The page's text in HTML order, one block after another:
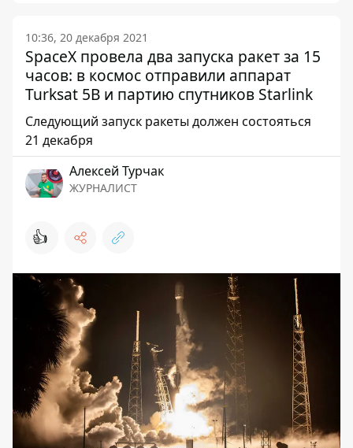
10:36, 20 декабря 2021
SpaceX провела два запуска ракет за 15
часов: в космос отправили аппарат
Turksat 5B и партию спутников Starlink
Следующий запуск ракеты должен состояться
21 декабря
Алексей Турчак
ЖУРНАЛИСТ
👍